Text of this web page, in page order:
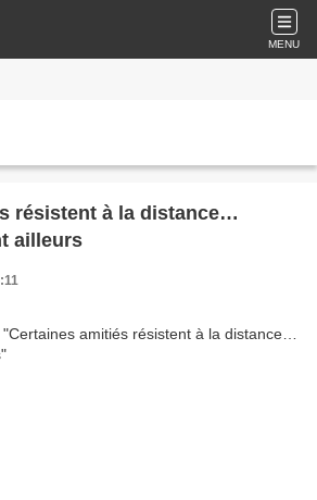
MENU
résistent à la distance…
ailleurs